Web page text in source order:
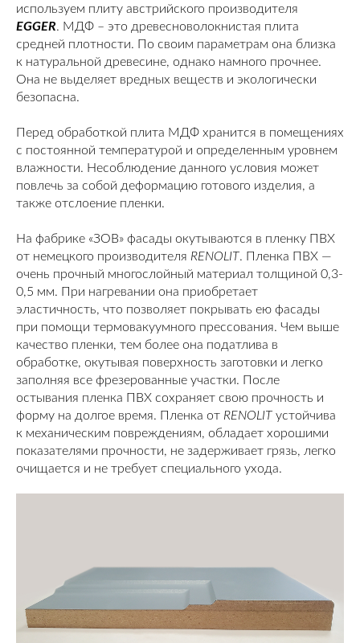
используем плиту австрийского производителя
EGGER. МДФ – это древесноволокнистая плита
средней плотности. По своим параметрам она близка
к натуральной древесине, однако намного прочнее.
Она не выделяет вредных веществ и экологически
безопасна.
Перед обработкой плита МДФ хранится в помещениях
с постоянной температурой и определенным уровнем
влажности. Несоблюдение данного условия может
повлечь за собой деформацию готового изделия, а
также отслоение пленки.
На фабрике «ЗОВ» фасады окутываются в пленку ПВХ
от немецкого производителя RENOLIT. Пленка ПВХ —
очень прочный многослойный материал толщиной 0,3-
0,5 мм. При нагревании она приобретает
эластичность, что позволяет покрывать ею фасады
при помощи термовакуумного прессования. Чем выше
качество пленки, тем более она податлива в
обработке, окутывая поверхность заготовки и легко
заполняя все фрезерованные участки. После
остывания пленка ПВХ сохраняет свою прочность и
форму на долгое время. Пленка от RENOLIT устойчива
к механическим повреждениям, обладает хорошими
показателями прочности, не задерживает грязь, легко
очищается и не требует специального ухода.